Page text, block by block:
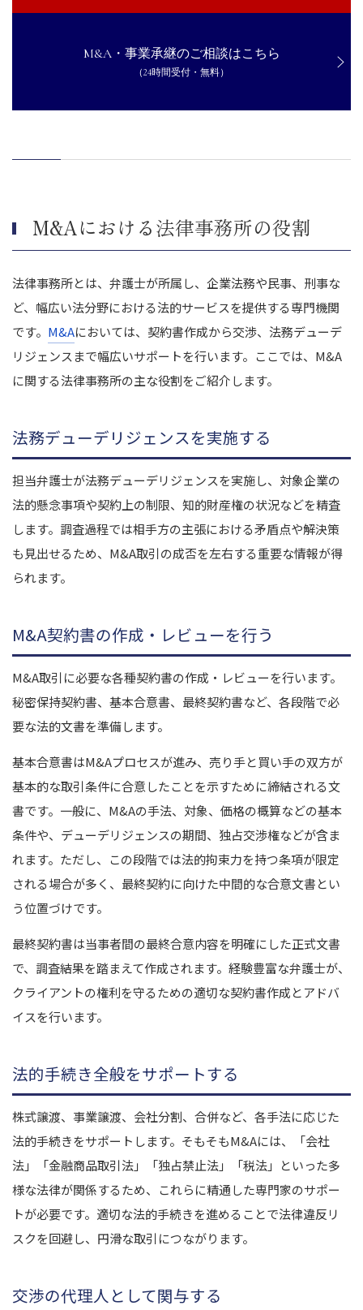
守秘義務や情報管理体制の有無を確認する
まとめ｜M&A全体のプロセス最適化のため、M&A仲介会社も活
M&A・事業承継のご相談はこちら
（24時間受付・無料）
M&Aにおける法律事務所の役割
法律事務所とは、弁護士が所属し、企業法務や民事、刑事な
ど、幅広い法分野における法的サービスを提供する専門機関
です。 M&Aにおいては、契約書作成から交渉、法務デューデ
リジェンスまで幅広いサポートを行います。ここでは、M&A
に関する法律事務所の主な役割をご紹介します。
法務デューデリジェンスを実施する
担当弁護士が法務デューデリジェンスを実施し、対象企業の
法的懸念事項や契約上の制限、知的財産権の状況などを精査
します。調査過程では相手方の主張における矛盾点や解決策
も見出せるため、M&A取引の成否を左右する重要な情報が得
られます。
M&A契約書の作成・レビューを行う
M&A取引に必要な各種契約書の作成・レビューを行います。
秘密保持契約書、基本合意書、最終契約書など、各段階で必
要な法的文書を準備します。
基本合意書はM&Aプロセスが進み、売り手と買い手の双方が
基本的な取引条件に合意したことを示すために締結される文
書です。一般に、M&Aの手法、対象、価格の概算などの基本
条件や、デューデリジェンスの期間、独占交渉権などが含ま
れます。ただし、この段階では法的拘束力を持つ条項が限定
される場合が多く、最終契約に向けた中間的な合意文書とい
う位置づけです。
最終契約書は当事者間の最終合意内容を明確にした正式文書
で、調査結果を踏まえて作成されます。経験豊富な弁護士が、
クライアントの権利を守るための適切な契約書作成とアドバ
イスを行います。
法的手続き全般をサポートする
株式譲渡、事業譲渡、会社分割、合併など、各手法に応じた
法的手続きをサポートします。そもそもM&Aには、「会社
法」「金融商品取引法」「独占禁止法」「税法」といった多
様な法律が関係するため、これらに精通した専門家のサポー
トが必要です。適切な法的手続きを進めることで法律違反リ
スクを回避し、円滑な取引につながります。
交渉の代理人として関与する